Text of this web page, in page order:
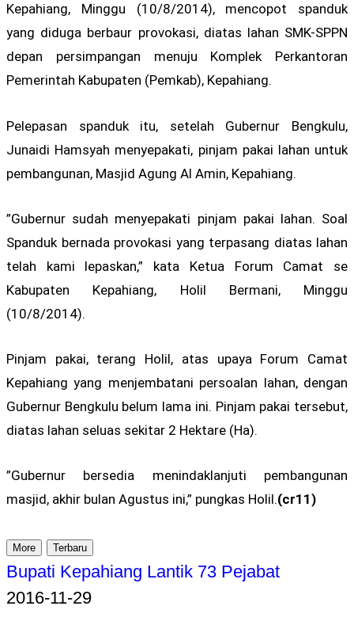
Kepahiang, Minggu (10/8/2014), mencopot spanduk
yang diduga berbaur provokasi, diatas lahan SMK-SPPN
depan persimpangan menuju Komplek Perkantoran
Pemerintah Kabupaten (Pemkab), ​Kepahiang.
Pelepasan spanduk itu, setelah Gubernur Bengkulu,
Junaidi Hamsyah menyepakati, pinjam pakai lahan untuk
pembangunan, Masjid Agung Al Amin, Kepahiang.
”Gubernur sudah menyepakati pinjam pakai lahan. Soal
Spanduk bernada provokasi yang terpasang diatas lahan
telah kami lepaskan,” kata Ketua Forum Camat se
Kabupaten Kepahiang, Holil Bermani, Minggu
(10/8/2014).
Pinjam pakai, terang Holil, atas upaya Forum Camat
Kepahiang yang menjembatani persoalan lahan, dengan
Gubernur Bengkulu belum lama ini. Pinjam pakai tersebut,
diatas lahan seluas sekitar 2 Hektare (Ha).
”Gubernur bersedia menindaklanjuti pembangunan
masjid, akhir bulan Agustus ini,” pungkas Holil.(cr11)
More Terbaru
Bupati Kepahiang Lantik 73 Pejabat
2016-11-29